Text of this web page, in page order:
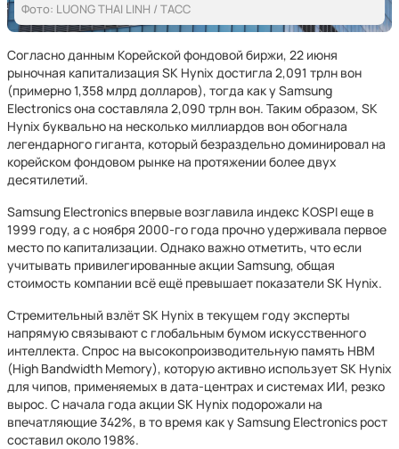
Фото: LUONG THAI LINH / ТАСС
Согласно данным Корейской фондовой биржи, 22 июня
рыночная капитализация SK Hynix достигла 2,091 трлн вон
(примерно 1,358 млрд долларов), тогда как у Samsung
Electronics она составляла 2,090 трлн вон. Таким образом, SK
Hynix буквально на несколько миллиардов вон обогнала
легендарного гиганта, который безраздельно доминировал на
корейском фондовом рынке на протяжении более двух
десятилетий.
Samsung Electronics впервые возглавила индекс KOSPI еще в
1999 году, а с ноября 2000-го года прочно удерживала первое
место по капитализации. Однако важно отметить, что если
учитывать привилегированные акции Samsung, общая
стоимость компании всё ещё превышает показатели SK Hynix.
Стремительный взлёт SK Hynix в текущем году эксперты
напрямую связывают с глобальным бумом искусственного
интеллекта. Спрос на высокопроизводительную память HBM
(High Bandwidth Memory), которую активно использует SK Hynix
для чипов, применяемых в дата-центрах и системах ИИ, резко
вырос. С начала года акции SK Hynix подорожали на
впечатляющие 342%, в то время как у Samsung Electronics рост
составил около 198%.